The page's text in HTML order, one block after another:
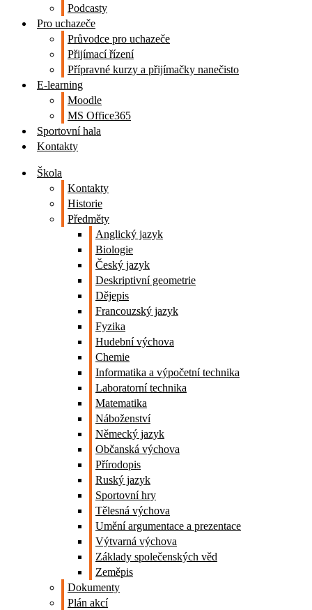
Podcasty
Pro uchazeče
Průvodce pro uchazeče
Přijímací řízení
Přípravné kurzy a přijímačky nanečisto
E-learning
Moodle
MS Office365
Sportovní hala
Kontakty
Škola
Kontakty
Historie
Předměty
Anglický jazyk
Biologie
Český jazyk
Deskriptivní geometrie
Dějepis
Francouzský jazyk
Fyzika
Hudební výchova
Chemie
Informatika a výpočetní technika
Laboratorní technika
Matematika
Náboženství
Německý jazyk
Občanská výchova
Přírodopis
Ruský jazyk
Sportovní hry
Tělesná výchova
Umění argumentace a prezentace
Výtvarná výchova
Základy společenských věd
Zeměpis
Dokumenty
Plán akcí